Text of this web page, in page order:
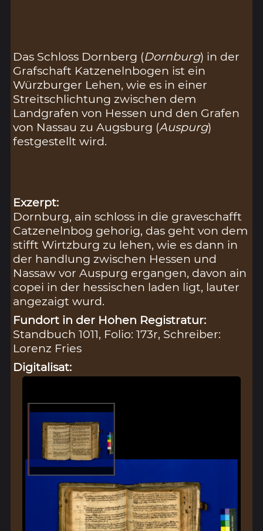
Das Schloss Dornberg (Dornburg) in der
Grafschaft Katzenelnbogen ist ein
Würzburger Lehen, wie es in einer
Streitschlichtung zwischen dem
Landgrafen von Hessen und den Grafen
von Nassau zu Augsburg (Auspurg)
festgestellt wird.
Exzerpt:
Dornburg, ain schloss in die graveschafft
Catzenelnbog gehorig, das geht von dem
stifft Wirtzburg zu lehen, wie es dann in
der handlung zwischen Hessen und
Nassaw vor Auspurg ergangen, davon ain
copei in der hessischen laden ligt, lauter
angezaigt wurd.
Fundort in der Hohen Registratur:
Standbuch 1011, Folio: 173r, Schreiber:
Lorenz Fries
Digitalisat: